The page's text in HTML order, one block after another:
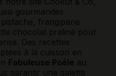
gourmandes
frangipane
chocolat praliné pour
Des recettes
à la cuisson en
Fabuleuse Poêle au
garantir une galette